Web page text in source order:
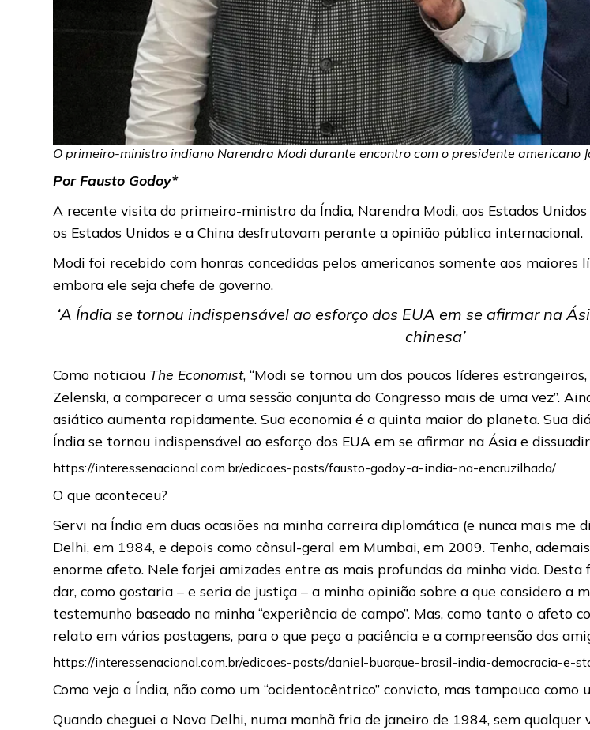
O primeiro-ministro indiano Narendra Modi durante encontro com o presidente americano
Por Fausto Godoy*
A recente visita do primeiro-ministro da Índia, Narendra Modi, aos Estados
os Estados Unidos e a China desfrutavam perante a opinião pública internacional.
Modi foi recebido com honras concedidas pelos americanos somente aos
embora ele seja chefe de governo.
‘A Índia se tornou indispensável ao esforço dos EUA em se afirmar na
chinesa’
Como noticiou The Economist, “Modi se tornou um dos poucos líderes
Zelenski, a comparecer a uma sessão conjunta do Congresso mais de uma vez”.
asiático aumenta rapidamente. Sua economia é a quinta maior do planeta. Sua
Índia se tornou indispensável ao esforço dos EUA em se afirmar na Ásia e
https://interessenacional.com.br/edicoes-posts/fausto-godoy-a-india-na-encruzilhada/
O que aconteceu?
Servi na Índia em duas ocasiões na minha carreira diplomática (e nunca mais
Delhi, em 1984, e depois como cônsul-geral em Mumbai, em 2009. Tenho,
enorme afeto. Nele forjei amizades entre as mais profundas da minha vida.
dar, como gostaria – e seria de justiça – a minha opinião sobre a que considero a
testemunho baseado na minha “experiência de campo”. Mas, como tanto o
relato em várias postagens, para o que peço a paciência e a compreensão dos
https://interessenacional.com.br/edicoes-posts/daniel-buarque-brasil-india-democracia-e-
Como vejo a Índia, não como um “ocidentocêntrico” convicto, mas tampouco
Quando cheguei a Nova Delhi, numa manhã fria de janeiro de 1984, sem